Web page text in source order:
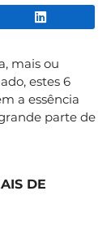
mais ou
estes 6
a essência
parte de
DE